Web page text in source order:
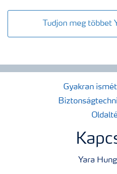
Tudjon meg
Gyakran
Yara